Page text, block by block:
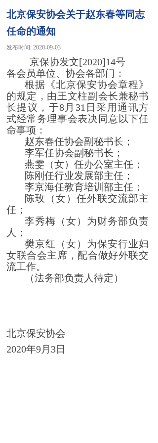
北京保安协会关于赵东春等同志
任命的通知
发布时间: 2020-09-03
京保协发文[2020]14号
各会员单位、协会各部门：
根据《北京保安协会章程》
的规定，由王文柱副会长兼秘书
长提议，于8月31日采用通讯方
式经常务理事会表决同意以下任
命事项：
赵东春任协会副秘书长；
李军任协会副秘书长；
燕雯（女）任办公室主任；
陈刚任行业发展部主任；
李京海任教育培训部主任；
陈玫（女）任外联交流部主
任；
李秀梅（女）为财务部负责
人；
樊京红（女）为保安行业妇
女联合会主席，配合做好外联交
流工作。
（法务部负责人待定）
北京保安协会
2020年9月3日